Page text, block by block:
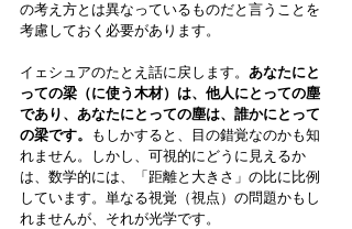
の考え方とは異なっているものだと言うことを
考慮しておく必要があります。
イェシュアのたとえ話に戻します。 あなたにと
っての梁（に使う木材）は、他人にとっての塵
であり、あなたにとっての塵は、誰かにとって
の梁です。
もしかすると、目の錯覚なのかも知
れません。しかし、可視的にどうに見えるか
は、数学的には、「距離と大きさ」の比に比例
しています。単なる視覚（視点）の問題かもし
れませんが、それが光学です。